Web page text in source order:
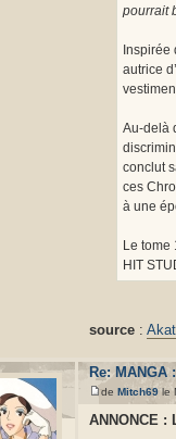
pourrait
Inspirée
autrice
Au-delà
conclut
ces
à une
Le tome
HIT
source :
Re: MANGA
de Mitch69 le
ANNONCE :